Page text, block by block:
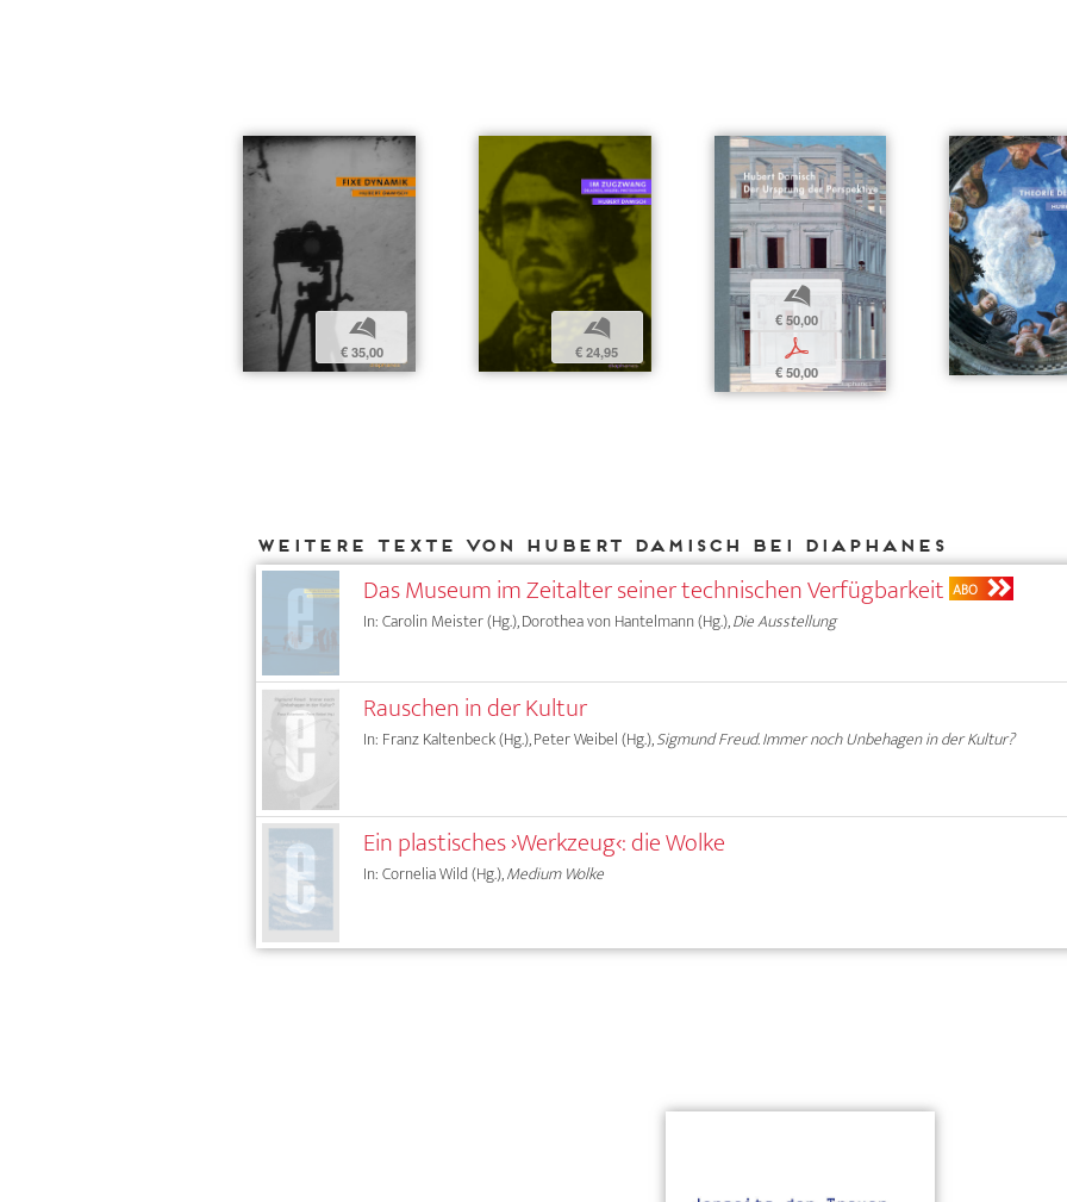
b
€ 35,00
b
€ 24,95
b
€ 50,00
p
€ 50,00
Weitere Texte von Hubert Damisch bei DIAPHANES
Das Museum im Zeitalter seiner technischen Verfügbarkeit ABO
In: Carolin Meister (Hg.), Dorothea von Hantelmann (Hg.),Die Ausstellung
Rauschen in der Kultur
In: Franz Kaltenbeck (Hg.), Peter Weibel (Hg.),Sigmund Freud. Immer noch Unbehagen in der Kultur?
Ein plastisches ›Werkzeug‹: die Wolke
In: Cornelia Wild (Hg.),Medium Wolke